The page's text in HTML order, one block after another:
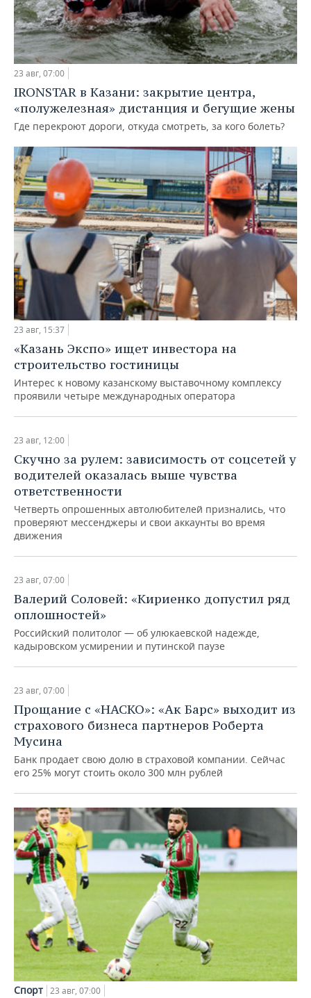
23 авг, 07:00
IRONSTAR в Казани: закрытие центра,
«полужелезная» дистанция и бегущие жены
Где перекроют дороги, откуда смотреть, за кого болеть?
23 авг, 15:37
«Казань Экспо» ищет инвестора на
строительство гостиницы
Интерес к новому казанскому выставочному комплексу
проявили четыре международных оператора
23 авг, 12:00
Cкучно за рулем: зависимость от соцсетей у
водителей оказалась выше чувства
ответственности
Четверть опрошенных автолюбителей признались, что
проверяют мессенджеры и свои аккаунты во время
движения
23 авг, 07:00
Валерий Соловей: «Кириенко допустил ряд
оплошностей»
Российский политолог — об улюкаевской надежде,
кадыровском усмирении и путинской паузе
23 авг, 07:00
Прощание с «НАСКО»: «Ак Барс» выходит из
страхового бизнеса партнеров Роберта
Мусина
Банк продает свою долю в страховой компании. Сейчас
его 25% могут стоить около 300 млн рублей
Спорт 23 авг, 07:00